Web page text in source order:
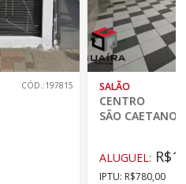
CÓD.:197815 SALÃO
CENTRO
SÃO CAETANO
ALUGUEL:
IPTU: R$780,00